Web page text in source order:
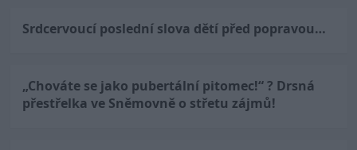
Srdcervoucí poslední slova dětí před popravou…
„Chováte se jako pubertální pitomec!“ ? Drsná
přestřelka ve Sněmovně o střetu zájmů!